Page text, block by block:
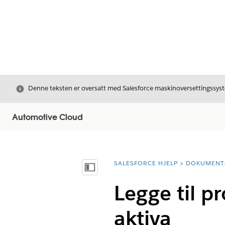
Avslutt
Denne teksten er oversatt med Salesforce
Automotive Cloud
Vis innholdsfortegnelse
Du er her:
SALESFORCE HJELP
Legge til
aktiva